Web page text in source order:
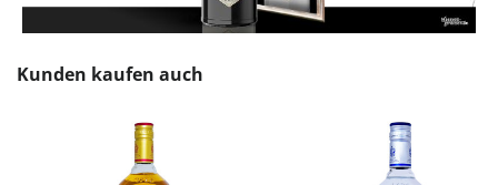
Produktgalerie überspringen
Kunden kaufen auch